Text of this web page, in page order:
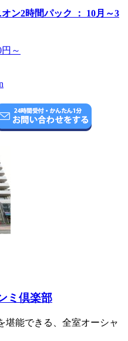
ン2時間パック ： 10月～3
円～
ミ倶楽部
堪能できる、全室オーシャ